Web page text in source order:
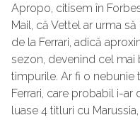
Apropo, citisem în
Mail, că Vettel ar urma
de la Ferrari, adică
sezon, devenind cel
timpurile. Ar fi o nebunie
Ferrari, care probabil i-
luase 4 titluri cu